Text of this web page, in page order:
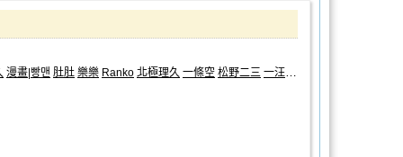
漫畫|빵맨 肚肚 樂樂 Ranko 北極理久 一條空 松野二三 一汪空氣